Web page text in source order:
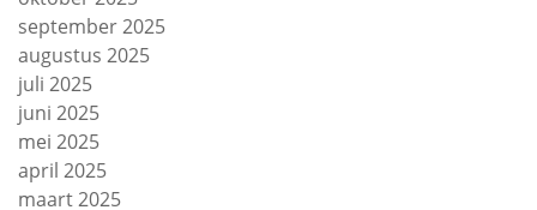
september 2025
augustus 2025
juli 2025
juni 2025
mei 2025
april 2025
maart 2025